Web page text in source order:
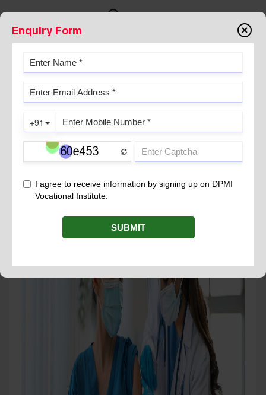
IMPORTANCE OF VACCINATION
HOW VACCINES HELP PREVENT
September 04, 2024
Enquiry Form